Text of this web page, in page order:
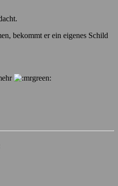
bekommt er ein eigenes Schild